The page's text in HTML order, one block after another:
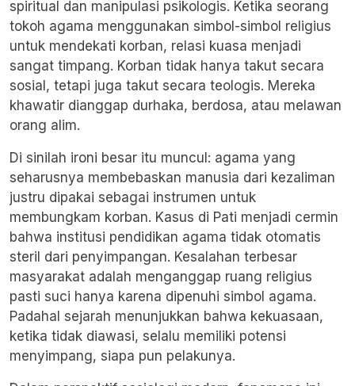
spiritual dan manipulasi psikologis. Ketika seorang
tokoh agama menggunakan simbol-simbol religius
untuk mendekati korban, relasi kuasa menjadi
sangat timpang. Korban tidak hanya takut secara
sosial, tetapi juga takut secara teologis. Mereka
khawatir dianggap durhaka, berdosa, atau melawan
orang alim.
Di sinilah ironi besar itu muncul: agama yang
seharusnya membebaskan manusia dari kezaliman
justru dipakai sebagai instrumen untuk
membungkam korban. Kasus di Pati menjadi cermin
bahwa institusi pendidikan agama tidak otomatis
steril dari penyimpangan. Kesalahan terbesar
masyarakat adalah menganggap ruang religius
pasti suci hanya karena dipenuhi simbol agama.
Padahal sejarah menunjukkan bahwa kekuasaan,
ketika tidak diawasi, selalu memiliki potensi
menyimpang, siapa pun pelakunya.